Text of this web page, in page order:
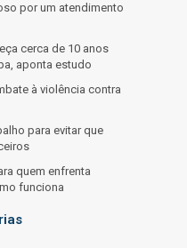
por um atendimento
cerca de 10 anos
aponta estudo
à violência contra
para evitar que
quem enfrenta
funciona